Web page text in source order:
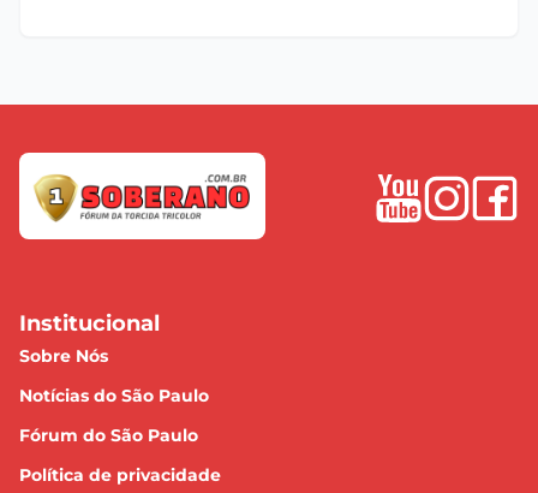
Institucional
Sobre Nós
Notícias do São Paulo
Fórum do São Paulo
Política de privacidade